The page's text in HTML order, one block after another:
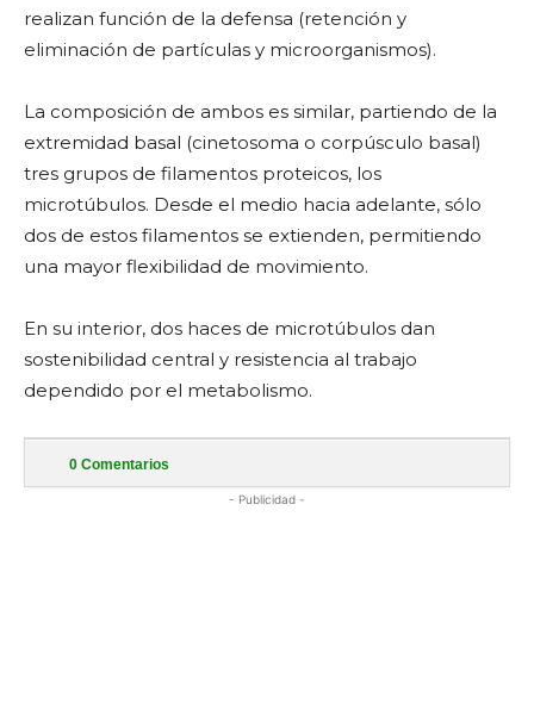
realizan función de la defensa (retención y
eliminación de partículas y microorganismos).
La composición de ambos es similar, partiendo de la
extremidad basal (cinetosoma o corpúsculo basal)
tres grupos de filamentos proteicos, los
microtúbulos. Desde el medio hacia adelante, sólo
dos de estos filamentos se extienden, permitiendo
una mayor flexibilidad de movimiento.
En su interior, dos haces de microtúbulos dan
sostenibilidad central y resistencia al trabajo
dependido por el metabolismo.
0 Comentarios
- Publicidad -